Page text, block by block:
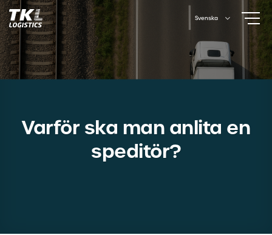
Skip
to
content
Svenska
Varför ska man anlita en
speditör?